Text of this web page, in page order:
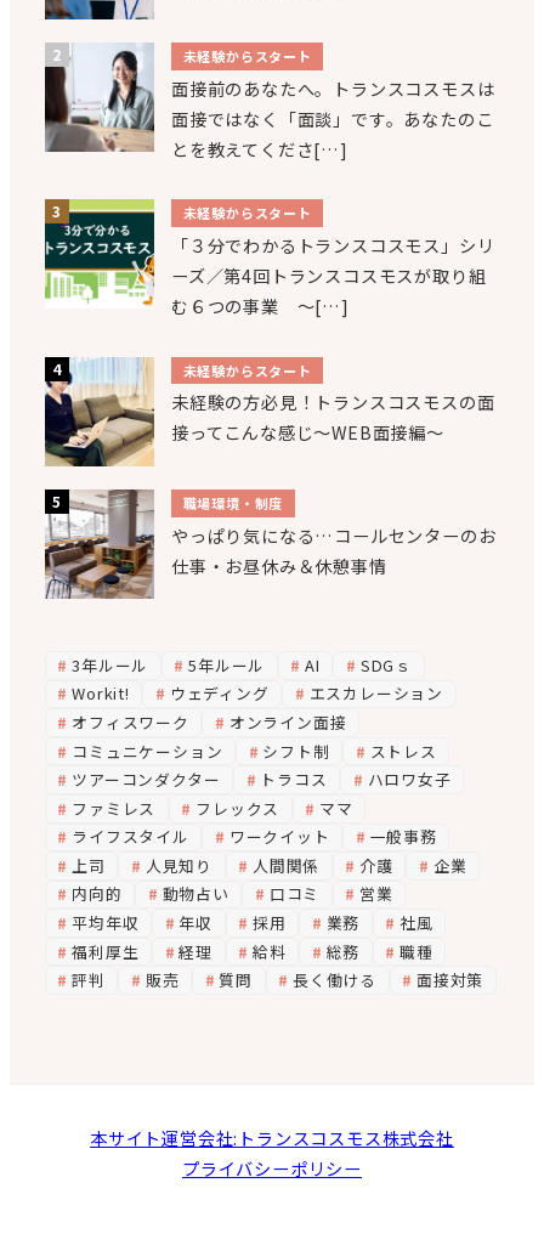
未経験からスタート
面接前のあなたへ。トランスコスモスは
面接ではなく「面談」です。あなたのこ
とを教えてくださ[…]
未経験からスタート
「３分でわかるトランスコスモス」シリ
ーズ／第4回トランスコスモスが取り組
む６つの事業 ～[…]
未経験からスタート
未経験の方必見！トランスコスモスの面
接ってこんな感じ～WEB面接編～
職場環境・制度
やっぱり気になる…コールセンターのお
仕事・お昼休み＆休憩事情
3年ルール 5年ルール AI
SDGｓ
Workit!
ウェディング
エスカレーション
オフィスワーク
オンライン面接
コミュニケーション
シフト制
ストレス
ツアーコンダクター
トラコス
ハロワ女子
ファミレス
フレックス
ママ
ライフスタイル
ワークイット
一般事務
上司
人見知り 人間関係 介護
企業
内向的
動物占い 口コミ
営業
平均年収
年収 採用 業務
社風
福利厚生
経理 給料 総務
職種
評判
販売 質問 長く働ける 面接対策
本サイト運営会社:トランスコスモス株式会社
プライバシーポリシー